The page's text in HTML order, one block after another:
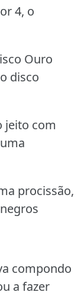
4, o
Ouro
disco
jeito com
procissão,
compondo
a fazer